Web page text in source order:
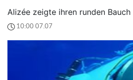
Alizée zeigte ihren runden
10:00 07.07